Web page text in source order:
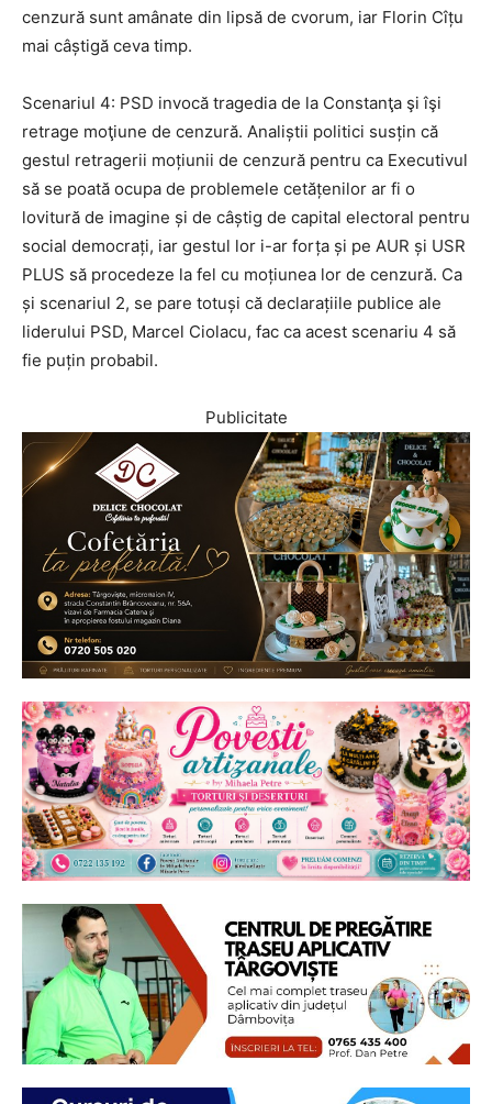
cenzură sunt amânate din lipsă de cvorum, iar Florin Cîțu
mai câștigă ceva timp.
Scenariul 4: PSD invocă tragedia de la Constanţa şi îşi
retrage moţiune de cenzură. Analiștii politici susțin că
gestul retragerii moțiunii de cenzură pentru ca Executivul
să se poată ocupa de problemele cetățenilor ar fi o
lovitură de imagine și de câștig de capital electoral pentru
social democrați, iar gestul lor i-ar forța și pe AUR și USR
PLUS să procedeze la fel cu moțiunea lor de cenzură. Ca
și scenariul 2, se pare totuși că declarațiile publice ale
liderului PSD, Marcel Ciolacu, fac ca acest scenariu 4 să
fie puțin probabil.
Publicitate